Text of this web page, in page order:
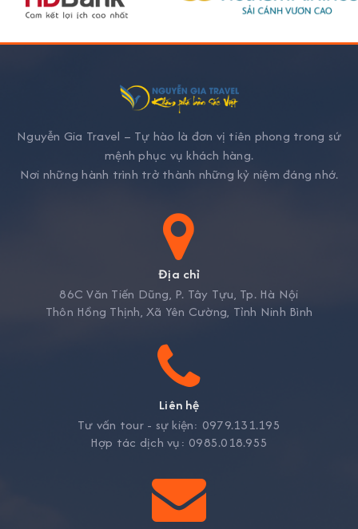
Nguyễn Gia Travel – Tự hào là đơn vị tiên phong trong sứ
mệnh phục vụ khách hàng.
Nơi những hành trình trở thành những kỷ niệm đáng nhớ.
Địa chỉ
86C Văn Tiến Dũng, P. Tây Tựu, Tp. Hà Nội
Thôn Hồng Thịnh, Xã Yên Cường, Tỉnh Ninh Bình
Liên hệ
Tư vấn tour - sự kiện: 0979.131.195
Hợp tác dịch vụ: 0985.018.955